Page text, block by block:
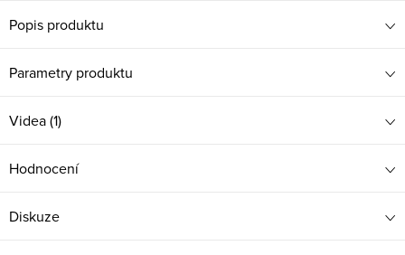
Popis produktu
Parametry produktu
Videa (1)
Hodnocení
Diskuze